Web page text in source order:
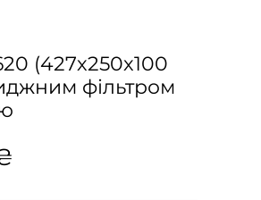
(427х250х100
фільтром